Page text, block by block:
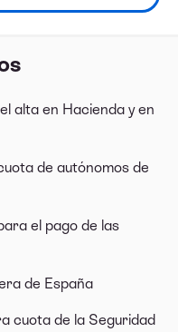
alta en Hacienda y en
de autónomos de
el pago de las
de España
cuota de la Seguridad